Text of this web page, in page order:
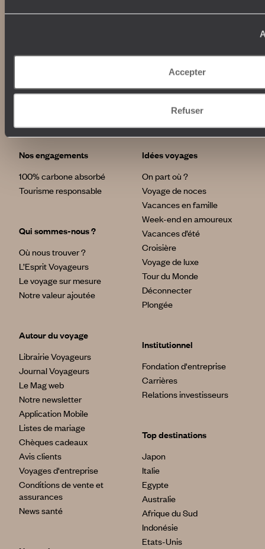
Accepter
Refuser
Nos engagements
100% carbone absorbé
Tourisme responsable
Qui sommes-nous ?
Où nous trouver ?
L’Esprit Voyageurs
Le voyage sur mesure
Notre valeur ajoutée
Autour du voyage
Librairie Voyageurs
Journal Voyageurs
Le Mag web
Notre newsletter
Application Mobile
Listes de mariage
Chèques cadeaux
Avis clients
Voyages d'entreprise
Conditions de vente et
assurances
News santé
Idées voyages
On part où ?
Voyage de noces
Vacances en famille
Week-end en amoureux
Vacances d’été
Croisière
Voyage de luxe
Tour du Monde
Déconnecter
Plongée
Institutionnel
Fondation d'entreprise
Carrières
Relations investisseurs
Top destinations
Japon
Italie
Egypte
Australie
Afrique du Sud
Indonésie
Etats-Unis